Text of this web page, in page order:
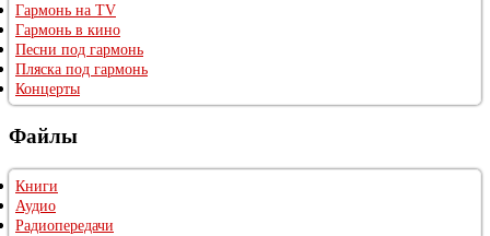
Гармонь на TV
Гармонь в кино
Песни под гармонь
Пляска под гармонь
Концерты
Файлы
Книги
Аудио
Радиопередачи